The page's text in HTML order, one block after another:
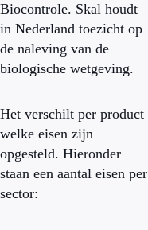
Biocontrole. Skal houdt
in Nederland toezicht op
de naleving van de
biologische wetgeving.
Het verschilt per product
welke eisen zijn
opgesteld. Hieronder
staan een aantal eisen per
sector: